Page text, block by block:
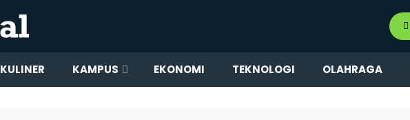
KULINER KAMPUS EKONOMI TEKNOLOGI OLAHRAGA